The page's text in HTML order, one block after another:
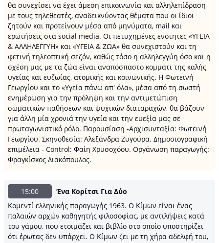
θα συνεχίσει να έχει άμεση επικοινωνία και αλληλεπίδραση
με τους τηλεθεατές, αναδεικνύοντας θέματα που οι ίδιοι
ζητούν και προτείνουν μέσα από μηνύματα, mail και
ερωτήσεις στα social media. Οι πετυχημένες ενότητες «ΥΓΕΙΑ
& ΑΛΛΗΛΕΓΓΥΗ» και «ΥΓΕΙΑ & ΖΩΑ» θα συνεχιστούν και τη
φετινή τηλεοπτική σεζόν, καθώς τόσο η αλληλεγγύη όσο και η
σχέση μας με τα ζώα είναι αναπόσπαστο κομμάτι της καλής
υγείας και ευζωίας, ατομικής και κοινωνικής. Η Φωτεινή
Γεωργίου και το «Υγεία πάνω απ' όλα», μέσα από τη σωστή
ενημέρωση για την πρόληψη και την αντιμετώπιση
σωματικών παθήσεων και ψυχικών διαταραχών, θα βάζουν
για άλλη μία χρονιά την υγεία και την ευεξία μας σε
πρωταγωνιστικό ρόλο. Παρουσίαση -Αρχισυνταξία: Φωτεινή
Γεωργίου. Σκηνοθεσία: Αλεξάνδρα Ζυγούρα. Δημοσιογραφική
επιμέλεια - Control: Φαίη Χρυσοχόου. Οργάνωση παραγωγής:
Φραγκίσκος Διακόπουλος.
15:00
Ένα Κορίτσι Για Δύο
Κομεντί ελληνικής παραγωγής 1963. Ο Κίμων είναι ένας
παλαιών αρχών καθηγητής φιλοσοφίας, με αντιλήψεις κατά
του γάμου, που ετοιμάζει και βιβλίο στο οποίο υποστηρίζει
ότι έρωτας δεν υπάρχει. Ο Κίμων ζει με τη χήρα αδελφή του,